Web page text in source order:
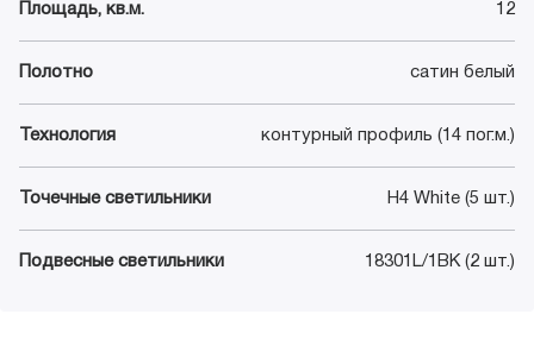
Площадь, кв.м. 12
Полотно сатин белый
Технология контурный профиль (14 пог.м.)
Точечные светильники H4 White (5 шт.)
Подвесные светильники 18301L/1BK (2 шт.)